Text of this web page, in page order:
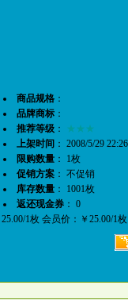
商品规格 ：
品牌商标 ：
推荐等级 ：
★★★
上架时间 ： 2008/5/29
限购数量 ： 1枚
促销方案 ： 不促销
库存数量 ： 1001枚
返还现金券 ： 0
1枚 会员价：￥25.00/1